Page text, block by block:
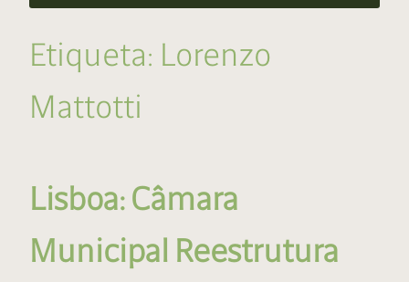
Etiqueta: Lorenzo
Mattotti
Lisboa: Câmara
Municipal Reestrutura